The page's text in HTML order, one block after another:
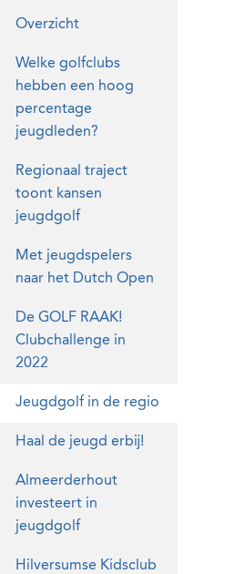
Overzicht
Welke golfclubs
hebben een hoog
percentage
jeugdleden?
Regionaal traject
toont kansen
jeugdgolf
Met jeugdspelers
naar het Dutch Open
De GOLF RAAK!
Clubchallenge in
2022
Jeugdgolf in de regio
Haal de jeugd erbij!
Almeerderhout
investeert in
jeugdgolf
Hilversumse Kidsclub